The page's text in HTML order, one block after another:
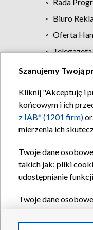
Biuro
Oferta
Szanujemy Twoją
Kliknij "Akceptuję i
końcowym i ich
z IAB* (1201 firm)
mierzenia ich
Twoje dane
takich jak: pliki
udostępnianie
Twoje dane
Partnerów TVPdla